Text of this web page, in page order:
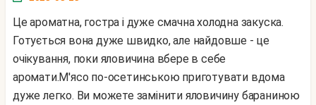
Це ароматна, гостра і дуже смачна холодна закуска.
Готується вона дуже швидко, але найдовше - це
очікування, поки яловичина вбере в себе
аромати.М'ясо по-осетинською приготувати вдома
дуже легко. Ви можете замінити яловичину бараниною